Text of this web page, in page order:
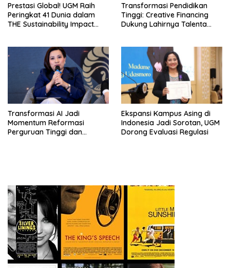
Prestasi Global! UGM Raih
Peringkat 41 Dunia dalam
THE Sustainability Impact
Transformasi Pendidikan
Tinggi: Creative Financing
Dukung Lahirnya Talenta
Transformasi AI Jadi
Momentum Reformasi
Perguruan Tinggi dan
Ekspansi Kampus Asing di
Indonesia Jadi Sorotan, UGM
Dorong Evaluasi Regulasi